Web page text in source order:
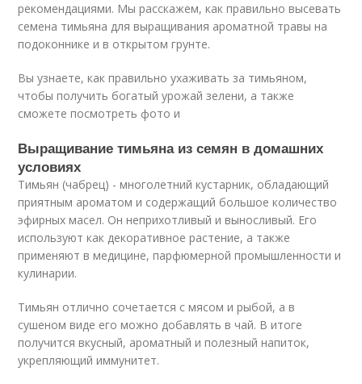
рекомендациями. Мы расскажем, как правильно высевать
семена тимьяна для выращивания ароматной травы на
подоконнике и в открытом грунте.
Вы узнаете, как правильно ухаживать за тимьяном,
чтобы получить богатый урожай зелени, а также
сможете посмотреть фото и
Выращивание тимьяна из семян в домашних
условиях
Тимьян (чабрец) - многолетний кустарник, обладающий
приятным ароматом и содержащий большое количество
эфирных масел. Он неприхотливый и выносливый. Его
используют как декоративное растение, а также
применяют в медицине, парфюмерной промышленности и
кулинарии.
Тимьян отлично сочетается с мясом и рыбой, а в
сушеном виде его можно добавлять в чай. В итоге
получится вкусный, ароматный и полезный напиток,
укрепляющий иммунитет.